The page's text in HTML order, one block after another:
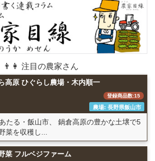
👨👩 注目の農家さん
高原 ひぐらし農場・木内順一
登録商品数:15
農場: 長野県飯山市
たる・飯山市、 鍋倉高原の豊かな土壌で5
菜を収穫し...
菜 フルベジファーム